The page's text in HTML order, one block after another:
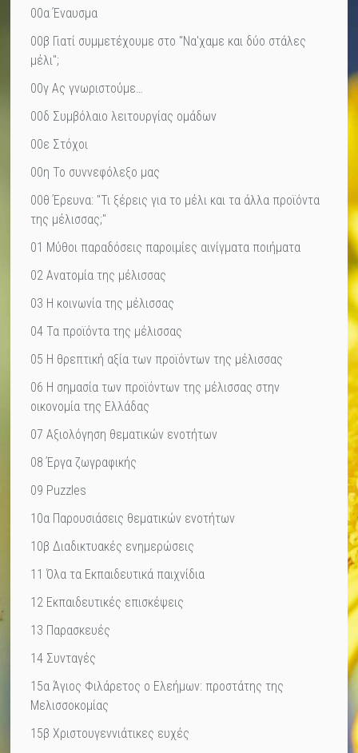
00α Έναυσμα
00β Γιατί συμμετέχουμε στο "Να'χαμε και δύο στάλες
μέλι";
00γ Ας γνωριστούμε…
00δ Συμβόλαιο λειτουργίας ομάδων
00ε Στόχοι
00η Το συννεφόλεξο μας
00θ Έρευνα: "Τι ξέρεις για το μέλι και τα άλλα προϊόντα
της μέλισσας;"
01 Μύθοι παραδόσεις παροιμίες αινίγματα ποιήματα
02 Ανατομία της μέλισσας
03 Η κοινωνία της μέλισσας
04 Τα προϊόντα της μέλισσας
05 Η θρεπτική αξία των προϊόντων της μέλισσας
06 Η σημασία των προϊόντων της μέλισσας στην
οικονομία της Ελλάδας
07 Αξιολόγηση θεματικών ενοτήτων
08 Έργα ζωγραφικής
09 Puzzles
10α Παρουσιάσεις θεματικών ενοτήτων
10β Διαδικτυακές ενημερώσεις
11 Όλα τα Εκπαιδευτικά παιχνίδια
12 Εκπαιδευτικές επισκέψεις
13 Παρασκευές
14 Συνταγές
15α Άγιος Φιλάρετος ο Ελεήμων: προστάτης της
Μελισσοκομίας
15β Χριστουγεννιάτικες ευχές